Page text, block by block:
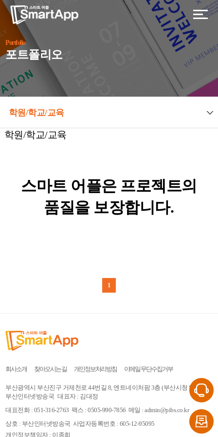
Portfolio
포트폴리오
학원/학교/교육
학원/학교/교육
스마트 어플은 프로젝트의
품질을 보장합니다.
1
회사소개 찾아오시는 길 개인정보처리방침 이메일 무단수집거부
부산광역시 부산진구 거제천로 44번길 8, 엔트네이처팜 3층 (부산시청 옆)
부산인터넷방송국 대표자 : 김대정
대표전화 : 051-316-2763 팩스 : 0505-990-7856 메일 : admin@pibs.co.kr
상호 : 부산인터넷방송국 사업자등록번호 : 605-12-95095
개인정보책임자 : 이종희